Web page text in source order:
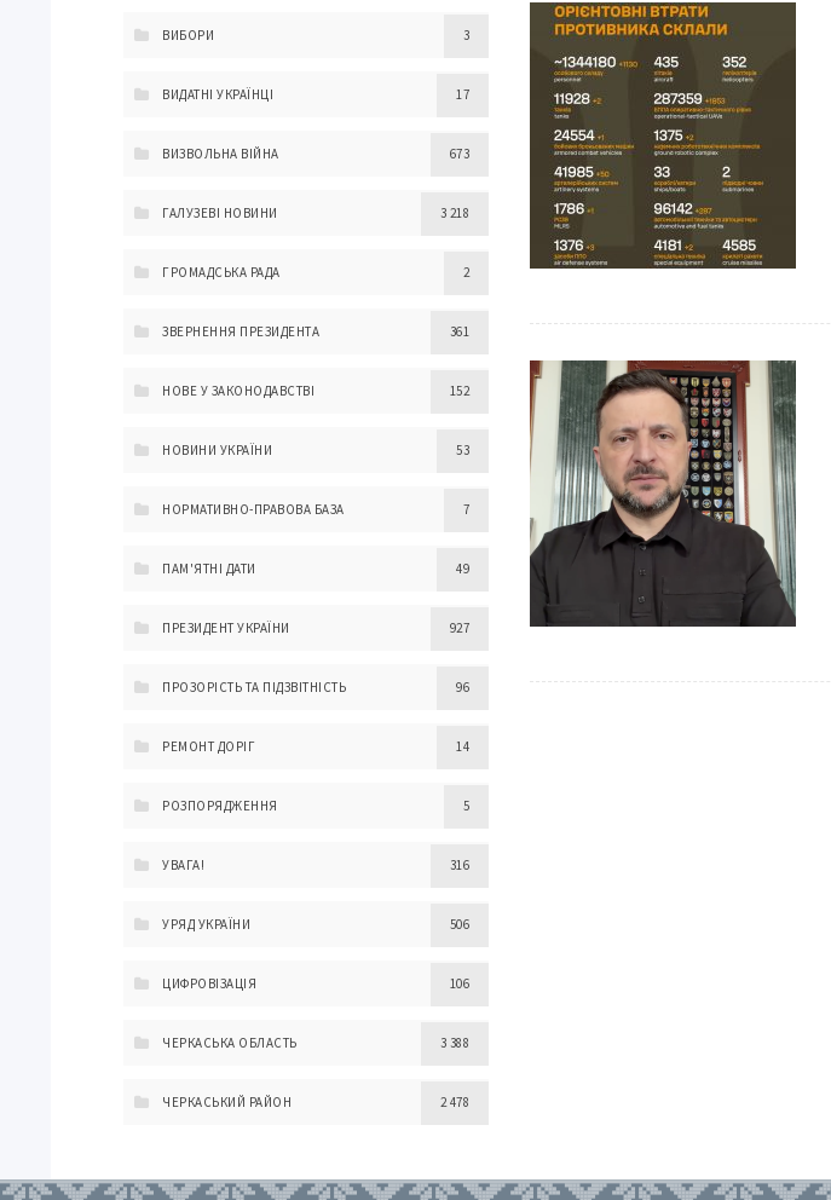
ВИБОРИ 3
ВИДАТНІ УКРАЇНЦІ 17
ВИЗВОЛЬНА ВІЙНА 673
ГАЛУЗЕВІ НОВИНИ 3 218
ГРОМАДСЬКА РАДА 2
ЗВЕРНЕННЯ ПРЕЗИДЕНТА 361
НОВЕ У ЗАКОНОДАВСТВІ 152
НОВИНИ УКРАЇНИ 53
НОРМАТИВНО-ПРАВОВА БАЗА 7
ПАМ'ЯТНІ ДАТИ 49
ПРЕЗИДЕНТ УКРАЇНИ 927
ПРОЗОРІСТЬ ТА ПІДЗВІТНІСТЬ 96
РЕМОНТ ДОРІГ 14
РОЗПОРЯДЖЕННЯ 5
УВАГА! 316
УРЯД УКРАЇНИ 506
ЦИФРОВІЗАЦІЯ 106
ЧЕРКАСЬКА ОБЛАСТЬ 3 388
ЧЕРКАСЬКИЙ РАЙОН 2 478